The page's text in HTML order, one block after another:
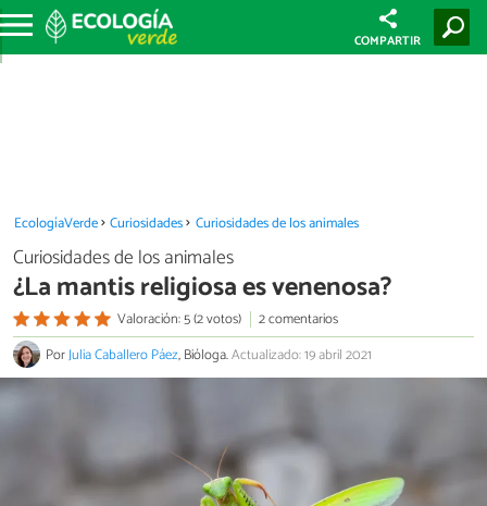
COMPARTIR
EcologíaVerde Curiosidades Curiosidades de los animales
Curiosidades de los animales
¿La mantis religiosa es venenosa?
Valoración: 5 (2 votos)
2 comentarios
PorJulia Caballero Páez, Bióloga.Actualizado: 19 abril 2021